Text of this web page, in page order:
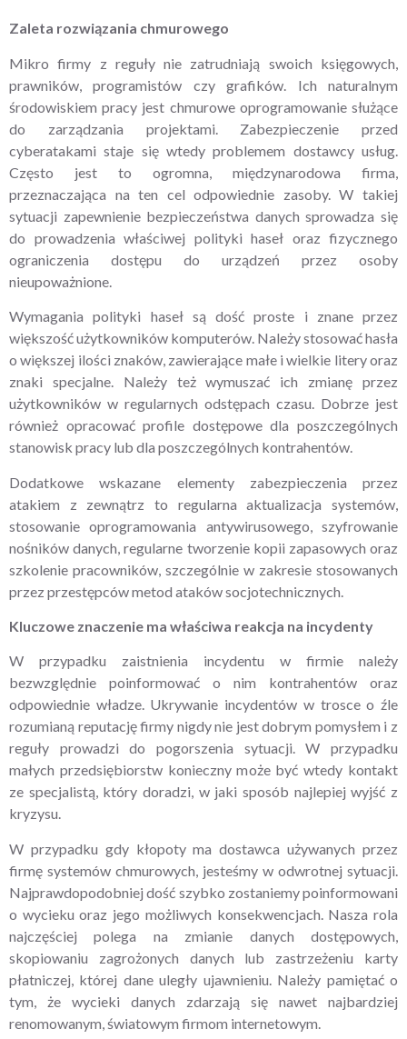
Zaleta rozwiązania chmurowego
Mikro firmy z reguły nie zatrudniają swoich księgowych,
prawników, programistów czy grafików. Ich naturalnym
środowiskiem pracy jest chmurowe oprogramowanie służące
do zarządzania projektami. Zabezpieczenie przed
cyberatakami staje się wtedy problemem dostawcy usług.
Często jest to ogromna, międzynarodowa firma,
przeznaczająca na ten cel odpowiednie zasoby. W takiej
sytuacji zapewnienie bezpieczeństwa danych sprowadza się
do prowadzenia właściwej polityki haseł oraz fizycznego
ograniczenia dostępu do urządzeń przez osoby
nieupoważnione.
Wymagania polityki haseł są dość proste i znane przez
większość użytkowników komputerów. Należy stosować hasła
o większej ilości znaków, zawierające małe i wielkie litery oraz
znaki specjalne. Należy też wymuszać ich zmianę przez
użytkowników w regularnych odstępach czasu. Dobrze jest
również opracować profile dostępowe dla poszczególnych
stanowisk pracy lub dla poszczególnych kontrahentów.
Dodatkowe wskazane elementy zabezpieczenia przez
atakiem z zewnątrz to regularna aktualizacja systemów,
stosowanie oprogramowania antywirusowego, szyfrowanie
nośników danych, regularne tworzenie kopii zapasowych oraz
szkolenie pracowników, szczególnie w zakresie stosowanych
przez przestępców metod ataków socjotechnicznych.
Kluczowe znaczenie ma właściwa reakcja na incydenty
W przypadku zaistnienia incydentu w firmie należy
bezwzględnie poinformować o nim kontrahentów oraz
odpowiednie władze. Ukrywanie incydentów w trosce o źle
rozumianą reputację firmy nigdy nie jest dobrym pomysłem i z
reguły prowadzi do pogorszenia sytuacji. W przypadku
małych przedsiębiorstw konieczny może być wtedy kontakt
ze specjalistą, który doradzi, w jaki sposób najlepiej wyjść z
kryzysu.
W przypadku gdy kłopoty ma dostawca używanych przez
firmę systemów chmurowych, jesteśmy w odwrotnej sytuacji.
Najprawdopodobniej dość szybko zostaniemy poinformowani
o wycieku oraz jego możliwych konsekwencjach. Nasza rola
najczęściej polega na zmianie danych dostępowych,
skopiowaniu zagrożonych danych lub zastrzeżeniu karty
płatniczej, której dane uległy ujawnieniu. Należy pamiętać o
tym, że wycieki danych zdarzają się nawet najbardziej
renomowanym, światowym firmom internetowym.